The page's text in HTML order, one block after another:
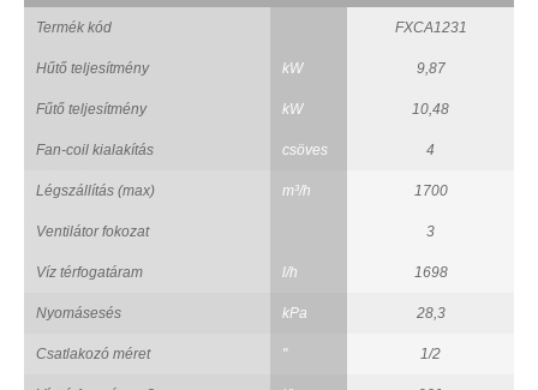
Termék kód FXCA1231
Hűtő teljesítmény kW 9,87
Fűtő teljesítmény kW 10,48
Fan-coil kialakítás csöves 4
Légszállítás (max) m³/h 1700
Ventilátor fokozat 3
Víz térfogatáram l/h 1698
Nyomásesés kPa 28,3
Csatlakozó méret " 1/2